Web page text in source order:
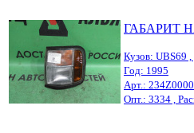
ГАБАРИТ
Кузов: UBS69 ,
Год: 1995
Арт.:
Опт.: 3334 ,